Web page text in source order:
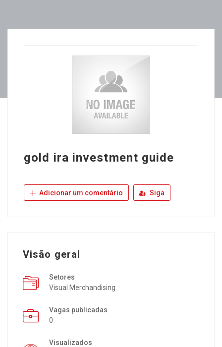
gold ira investment guide
Adicionar um comentário Siga
Visão geral
Setores
Visual Merchandising
Vagas publicadas
0
Visualizados